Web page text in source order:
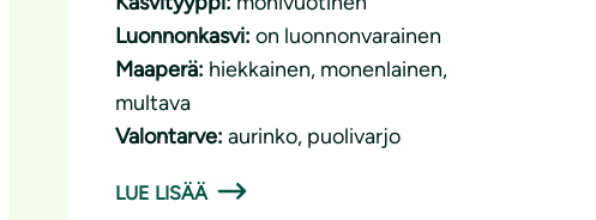
Luonnonkasvi: on luonnonvarainen
Maaperä: hiekkainen, monenlainen
multava
Valontarve: aurinko, puolivarjo
LUE LISÄÄ